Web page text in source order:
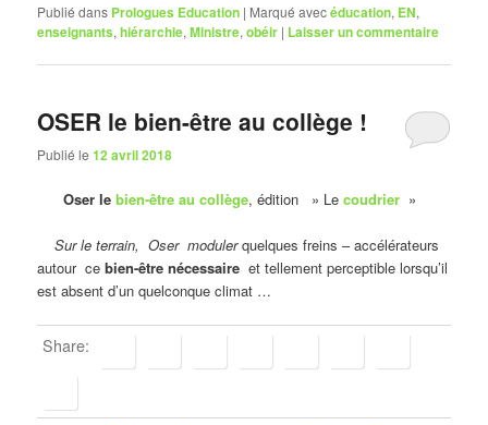
Publié dans Prologues Education | Marqué avecéducation, EN,
enseignants,hiérarchie,Ministre,obéir | Laisser un commentaire
OSER le bien-être au collège !
Publié le12 avril 2018
Oser lebien-être au collège, édition » Le coudrier »
Sur le terrain, Oser modulerquelques freins – accélérateurs
autour ce bien-être nécessaire et tellement perceptible lorsqu’il
est absent d’un quelconque climat …
Share: